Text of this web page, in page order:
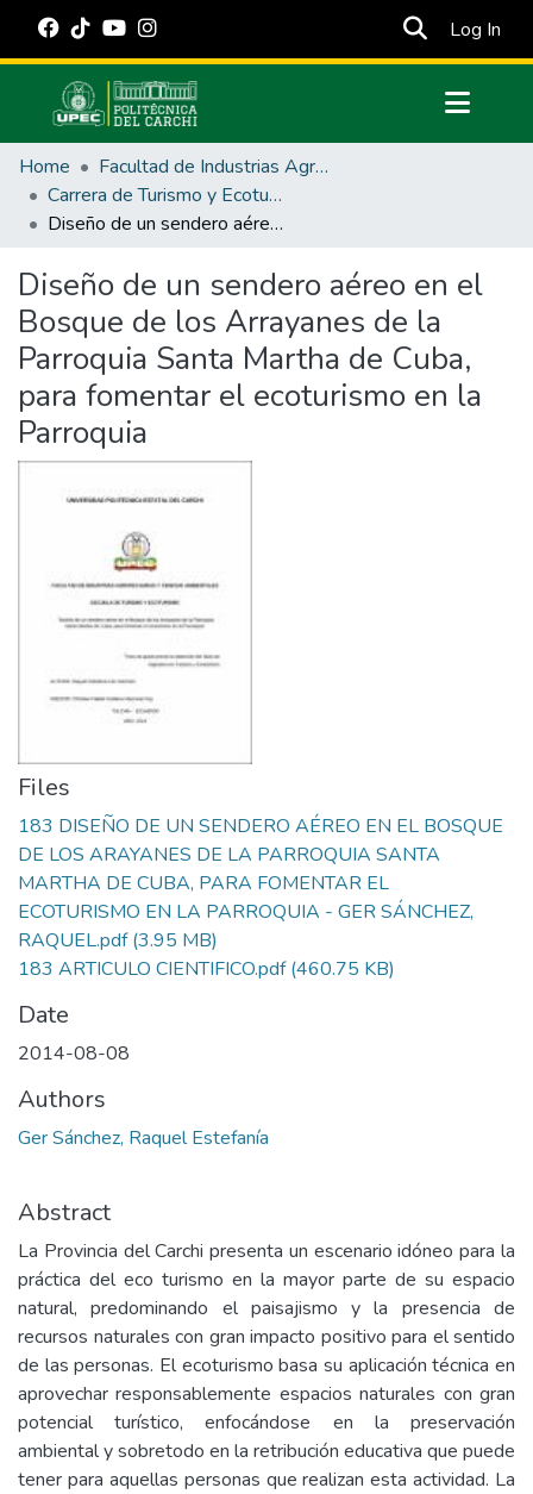
Log In
Communities & Collections
All of DSpace
Statistics
Estadísticas Externas
Manuales
Home
Facultad de Industrias Agropecuarias y Ciencias Ambientales
Carrera de Turismo y Ecoturimo
Diseño de un sendero aéreo en el Bosque de los Arrayanes de la Parroquia Santa Martha de Cuba, para fomentar el ecoturismo en la Parroquia
Diseño de un sendero aéreo en el
Bosque de los Arrayanes de la
Parroquia Santa Martha de Cuba,
para fomentar el ecoturismo en la
Parroquia
Files
183 DISEÑO DE UN SENDERO AÉREO EN EL BOSQUE
DE LOS ARAYANES DE LA PARROQUIA SANTA
MARTHA DE CUBA, PARA FOMENTAR EL
ECOTURISMO EN LA PARROQUIA - GER SÁNCHEZ,
RAQUEL.pdf(3.95 MB)
183 ARTICULO CIENTIFICO.pdf(460.75 KB)
Date
2014-08-08
Authors
Ger Sánchez, Raquel Estefanía
Abstract
La Provincia del Carchi presenta un escenario idóneo para la
práctica del eco turismo en la mayor parte de su espacio
natural, predominando el paisajismo y la presencia de
recursos naturales con gran impacto positivo para el sentido
de las personas. El ecoturismo basa su aplicación técnica en
aprovechar responsablemente espacios naturales con gran
potencial turístico, enfocándose en la preservación
ambiental y sobretodo en la retribución educativa que puede
tener para aquellas personas que realizan esta actividad. La